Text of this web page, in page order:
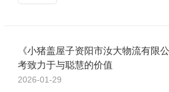
《小猪盖屋子资阳市汝大物流有限
考致力于与聪慧的价值
2026-01-29